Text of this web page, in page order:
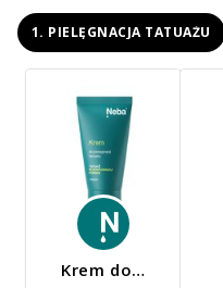
1. PIELĘGNACJA TATUAŻU
Krem do…